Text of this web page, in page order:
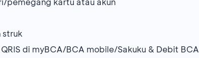
struk
di myBCA/BCA mobile/Sakuku & Debit BCA